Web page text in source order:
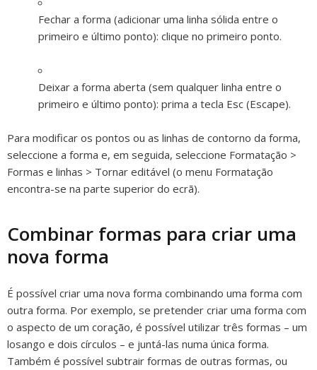
Fechar a forma (adicionar uma linha sólida entre o
primeiro e último ponto): clique no primeiro ponto.
Deixar a forma aberta (sem qualquer linha entre o
primeiro e último ponto): prima a tecla Esc (Escape).
Para modificar os pontos ou as linhas de contorno da forma,
seleccione a forma e, em seguida, seleccione Formatação >
Formas e linhas > Tornar editável (o menu Formatação
encontra-se na parte superior do ecrã).
Combinar formas para criar uma
nova forma
É possível criar uma nova forma combinando uma forma com
outra forma. Por exemplo, se pretender criar uma forma com
o aspecto de um coração, é possível utilizar três formas – um
losango e dois círculos – e juntá-las numa única forma.
Também é possível subtrair formas de outras formas, ou